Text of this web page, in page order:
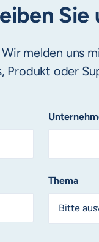
Sie
melden uns
Produkt oder
Thema